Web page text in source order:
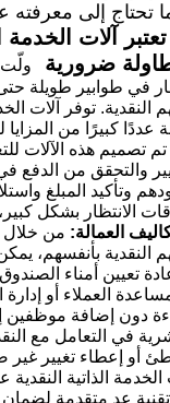
إلى معرفته
تعتبر آلات الخدمة
ضرورية
ولّت
في طوابير طويلة
النقدية. توفر آلات
كبيرًا من المزايا
تم تصميم هذه الآلات
والتحقق من الدفع
وتأكيد المبلغ
الانتظار بشكل
العمالة: من خلال
النقدية بأنفسهم،
تعيين أمناء
مساعدة العملاء أو
دون إضافة موظفين
في التعامل مع
أو إعطاء تغيير غير
الذاتية
عد متقدمة